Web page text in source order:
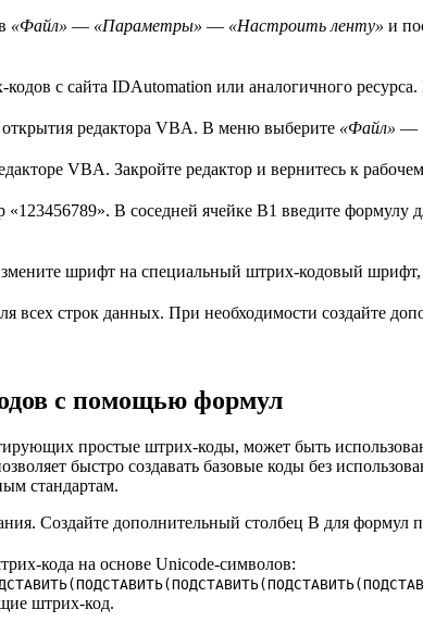
«Файл» — «Параметры» — «Настроить ленту» и
с сайта IDAutomation или аналогичного
открытия редактора VBA. В меню выберите «Файл» —
VBA. Закройте редактор и вернитесь к
В соседней ячейке B1 введите формулу
шрифт на специальный штрих-кодовый
всех строк данных. При необходимости создайте
с помощью формул
простые штрих-коды, может быть
быстро создавать базовые коды без
стандартам.
Создайте дополнительный столбец B для формул
кода на основе Unicode-символов:
штрих-код.